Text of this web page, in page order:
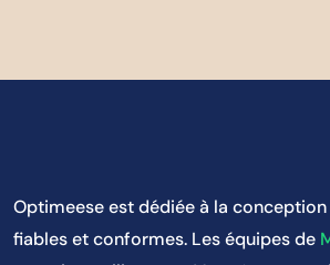
Optimeese est dédiée à la conception
fiables et conformes. Les équipes de